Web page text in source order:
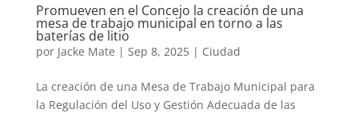
Promueven en el Concejo la creación de una
mesa de trabajo municipal en torno a las
baterías de litio
por Jacke Mate | Sep 8, 2025| Ciudad
La creación de una Mesa de Trabajo Municipal para
la Regulación del Uso y Gestión Adecuada de las